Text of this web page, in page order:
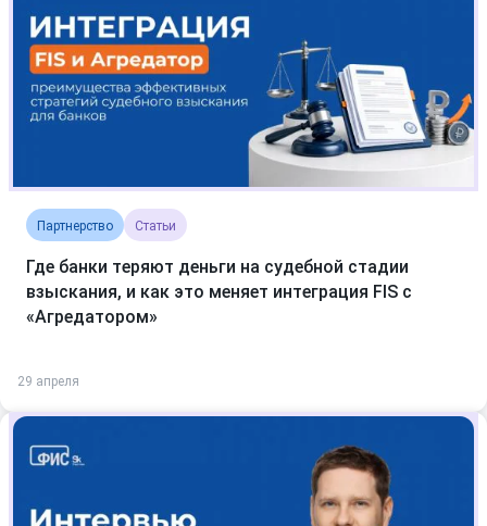
Партнерство Статьи
Где банки теряют деньги на судебной стадии
взыскания, и как это меняет интеграция FIS с
«Агредатором»
29 апреля